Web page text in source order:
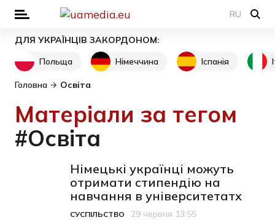
RU
ДЛЯ УКРАЇНЦІВ ЗАКОРДОНОМ:
Польща
Німеччина Іспанія
Головна Освіта
Матеріали за тегом
#Освіта
Німецькі українці можуть
отримати стипендію на
навчання в університетатх
СУСПІЛЬСТВО 29 червня 13:55